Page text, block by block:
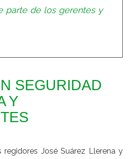
parte de los gerentes y
SEGURIDAD
Y
regidores José Suárez Llerena y